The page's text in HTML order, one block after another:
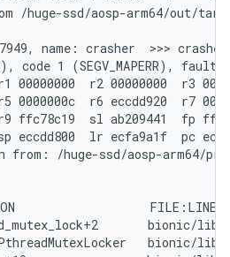
/huge-ssd/aosp-arm64/out/
name: crasher  >>> crasher
code 1 (SEGV_MAPERR), fault
00000000  r2 00000000  r3
0000000c  r6 eccdd920  r7
ffc78c19  sl ab209441  fp
eccdd800  lr ecfa9a1f  pc
from: /huge-ssd/aosp-arm64/
FILE:LINE
bionic/
bionic/